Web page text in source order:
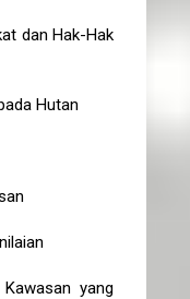
dan Hak-Hak
Hutan
yang